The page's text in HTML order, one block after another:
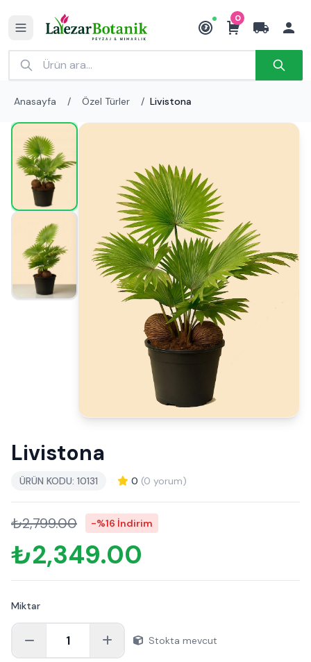
₺
0
Anasayfa / Özel Türler / Livistona
Livistona
ÜRÜN KODU: 10131 0 (0 yorum)
₺2,799.00 -%16 İndirim
₺2,349.00
Miktar
1 Stokta mevcut